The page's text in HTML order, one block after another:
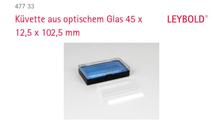
477 33
Küvette aus optischem Glas 45 x
12,5 x 102,5 mm